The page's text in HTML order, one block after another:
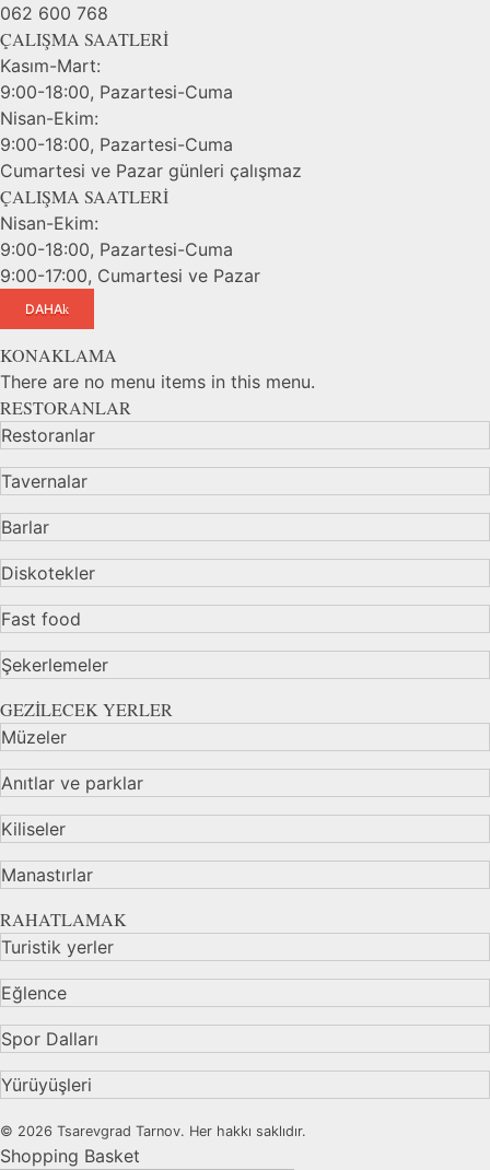
062 600 768
ÇALIŞMA SAATLERİ
Kasım-Mart:
9:00-18:00, Pazartesi-Cuma
Nisan-Ekim:
9:00-18:00, Pazartesi-Cuma
Cumartesi ve Pazar günleri çalışmaz
ÇALIŞMA SAATLERİ
Nisan-Ekim:
9:00-18:00, Pazartesi-Cuma
9:00-17:00, Cumartesi ve Pazar
DAHA
KONAKLAMA
There are no menu items in this menu.
RESTORANLAR
Restoranlar
Tavernalar
Barlar
Diskotekler
Fast food
Şekerlemeler
GEZİLECEK YERLER
Müzeler
Anıtlar ve parklar
Kiliseler
Manastırlar
RAHATLAMAK
Turistik yerler
Eğlence
Spor Dalları
Yürüyüşleri
© 2026 Tsarevgrad Tarnov. Her hakkı saklıdır.
Shopping Basket